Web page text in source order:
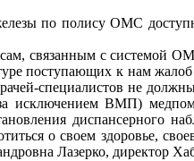
по полису ОМС
связанным с системой
поступающих к нам
специалистов не
исключением ВМП)
о своем здоровье,
Лазерко, директор